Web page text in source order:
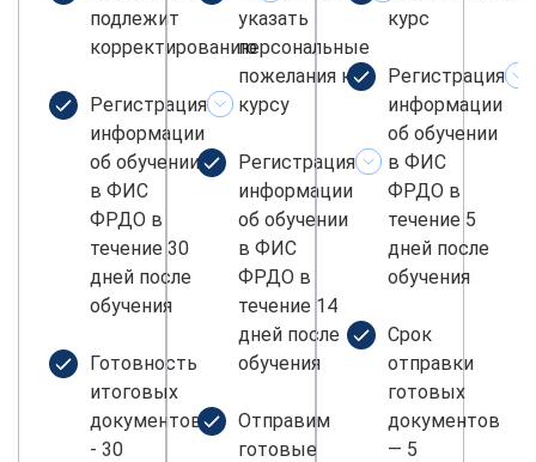
подлежит
корректированию
Регистрация
информации
об обучении
в ФИС
ФРДО в
течение 30
дней после
обучения
Готовность
итоговых
документов
- 30
указать
персональные
пожелания к
курсу
Регистрация
информации
об обучении
в ФИС
ФРДО в
течение 14
дней после
обучения
Отправим
готовые
курс
Регистрация
информации
об обучении
в ФИС
ФРДО в
течение 5
дней после
обучения
Срок
отправки
готовых
документов
— 5